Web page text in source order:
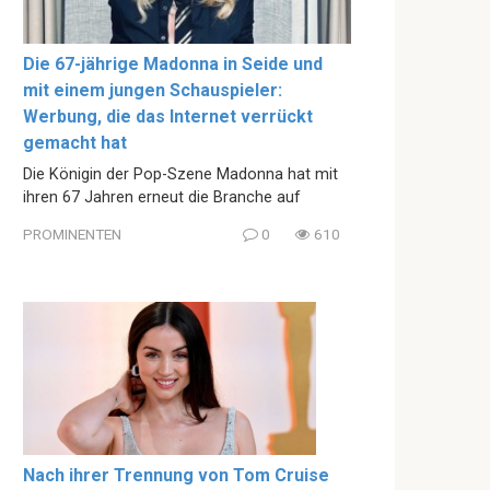
Die 67-jährige Madonna in Seide und
mit einem jungen Schauspieler:
Werbung, die das Internet verrückt
gemacht hat
Die Königin der Pop-Szene Madonna hat mit
ihren 67 Jahren erneut die Branche auf
PROMINENTEN 0 610
Nach ihrer Trennung von Tom Cruise